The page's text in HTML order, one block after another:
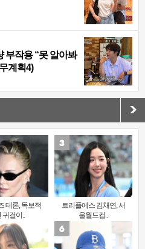
부작용 “못 알아봐
계획4)
테론, 독보적
귀걸이..
트리플에스 김채연, 서
울월드컵..